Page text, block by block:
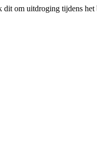
dit om uitdroging tijdens